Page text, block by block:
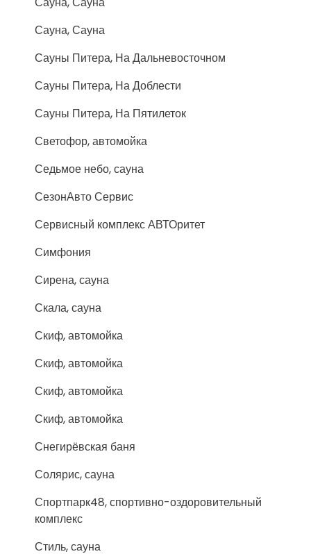
Сауна, Сауна
Сауны Питера, На Дальневосточном
Сауны Питера, На Доблести
Сауны Питера, На Пятилеток
Светофор, автомойка
Седьмое небо, сауна
СезонАвто Сервис
Сервисный комплекс АВТОритет
Симфония
Сирена, сауна
Скала, сауна
Скиф, автомойка
Скиф, автомойка
Скиф, автомойка
Скиф, автомойка
Снегирёвская баня
Солярис, сауна
Спортпарк48, спортивно-оздоровительный
комплекс
Стиль, сауна